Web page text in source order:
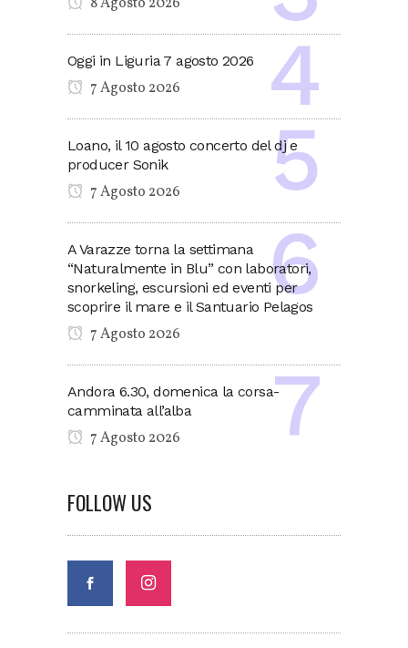
Oggi in Liguria 7 agosto 2026
7 Agosto 2026
Loano, il 10 agosto concerto del dj e
producer Sonik
7 Agosto 2026
A Varazze torna la settimana
“Naturalmente in Blu” con laboratori,
snorkeling, escursioni ed eventi per
scoprire il mare e il Santuario Pelagos
7 Agosto 2026
Andora 6.30, domenica la corsa-
camminata all’alba
7 Agosto 2026
FOLLOW US